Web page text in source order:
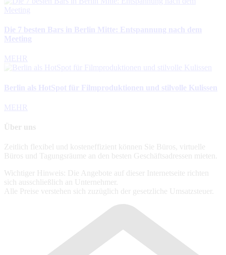
Die 7 besten Bars in Berlin Mitte: Entspannung nach dem
Meeting
MEHR
Berlin als HotSpot für Filmproduktionen und stilvolle Kulissen
MEHR
Über uns
Zeitlich flexibel und kosteneffizient können Sie Büros, virtuelle
Büros und Tagungsräume an den besten Geschäftsadressen mieten.
Wichtiger Hinweis: Die Angebote auf dieser Internetseite richten
sich ausschließlich an Unternehmer.
Alle Preise verstehen sich zuzüglich der gesetzliche Umsatzsteuer.